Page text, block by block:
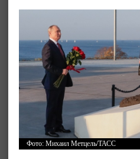
Фото: Михаил Метцель/ТАСС